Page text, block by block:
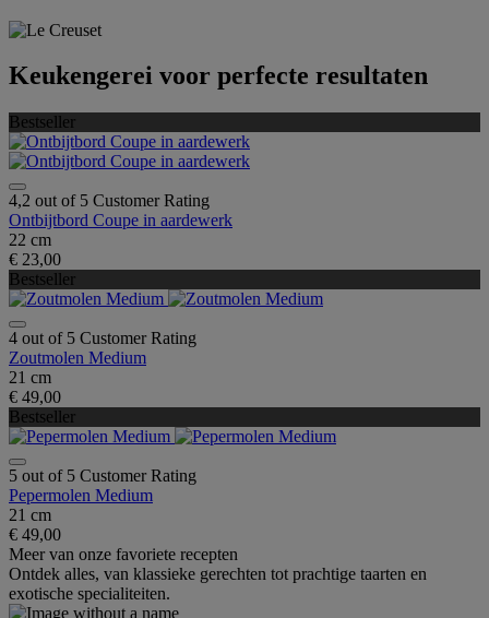
Keukengerei voor perfecte resultaten
Bestseller
4,2 out of 5 Customer Rating
Ontbijtbord Coupe in aardewerk
22 cm
€ 23,00
Bestseller
4 out of 5 Customer Rating
Zoutmolen Medium
21 cm
€ 49,00
Bestseller
5 out of 5 Customer Rating
Pepermolen Medium
21 cm
€ 49,00
Meer van onze favoriete recepten
Ontdek alles, van klassieke gerechten tot prachtige taarten en
exotische specialiteiten.